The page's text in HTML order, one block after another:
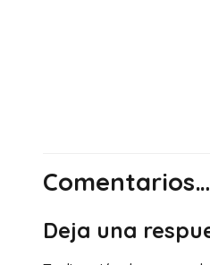
Comentarios…
Deja una